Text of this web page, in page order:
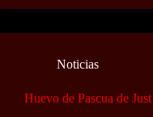
Noticias
Huevo de Pascua de